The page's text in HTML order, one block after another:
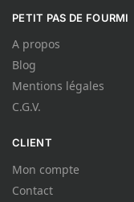
PETIT PAS DE FOURMI
A propos
Blog
Mentions légales
C.G.V.
CLIENT
Mon compte
Contact